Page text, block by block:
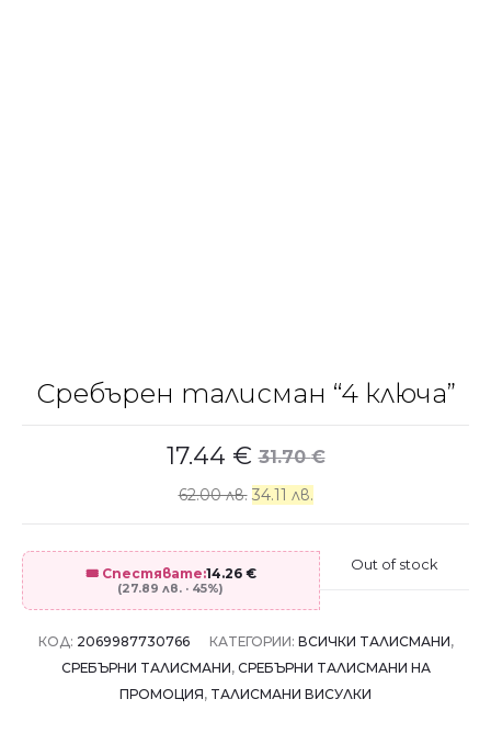
Сребърен талисман “4 ключа”
31.70€
17.44 €
62.00 лв. 34.11 лв.
🎟️ Спестявате:14.26 €
(27.89 лв. · 45%)
Out of stock
КОД: 2069987730766 КАТЕГОРИИ: ВСИЧКИ ТАЛИСМАНИ,
СРЕБЪРНИ ТАЛИСМАНИ, СРЕБЪРНИ ТАЛИСМАНИ НА
ПРОМОЦИЯ, ТАЛИСМАНИ ВИСУЛКИ